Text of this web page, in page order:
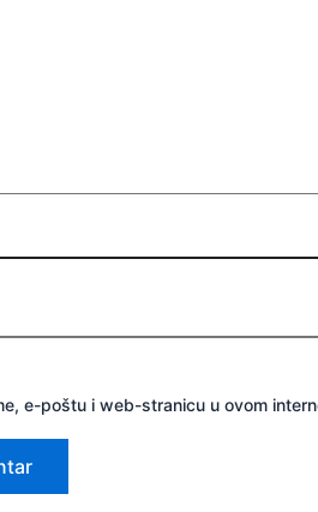
e-poštu i web-stranicu u ovom